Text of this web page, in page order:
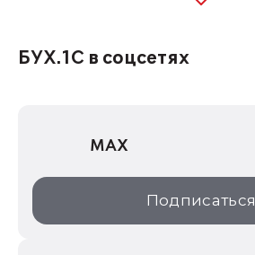
1С:Консалтинг
1С:Дистрибьюция
1С:Образование
ИТС.1C.ru
БУХ.1С в соцсетях
MAX
Подписаться